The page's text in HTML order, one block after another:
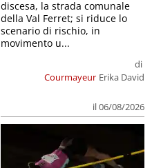
Courmayeur
di
Erika David
il 06/08/2026
discesa, la strada comunale
della Val Ferret; si riduce lo
scenario di rischio, in
movimento u...